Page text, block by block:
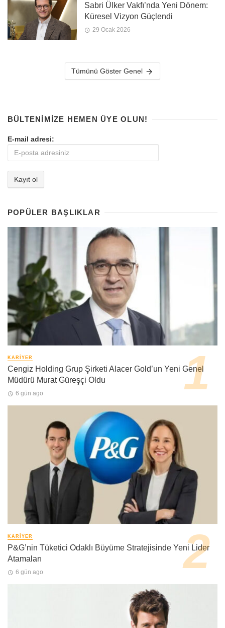
Sabri Ülker Vakfı’nda Yeni Dönem:
Küresel Vizyon Güçlendi
29 Ocak 2026
Tümünü Göster Genel
BÜLTENIMIZE HEMEN ÜYE OLUN!
E-mail adresi:
POPÜLER BAŞLIKLAR
KARIYER
Cengiz Holding Grup Şirketi Alacer Gold’un Yeni Genel
Müdürü Murat Güreşçi Oldu
6 gün ago
KARIYER
P&G’nin Tüketici Odaklı Büyüme Stratejisinde Yeni Lider
Atamaları
6 gün ago